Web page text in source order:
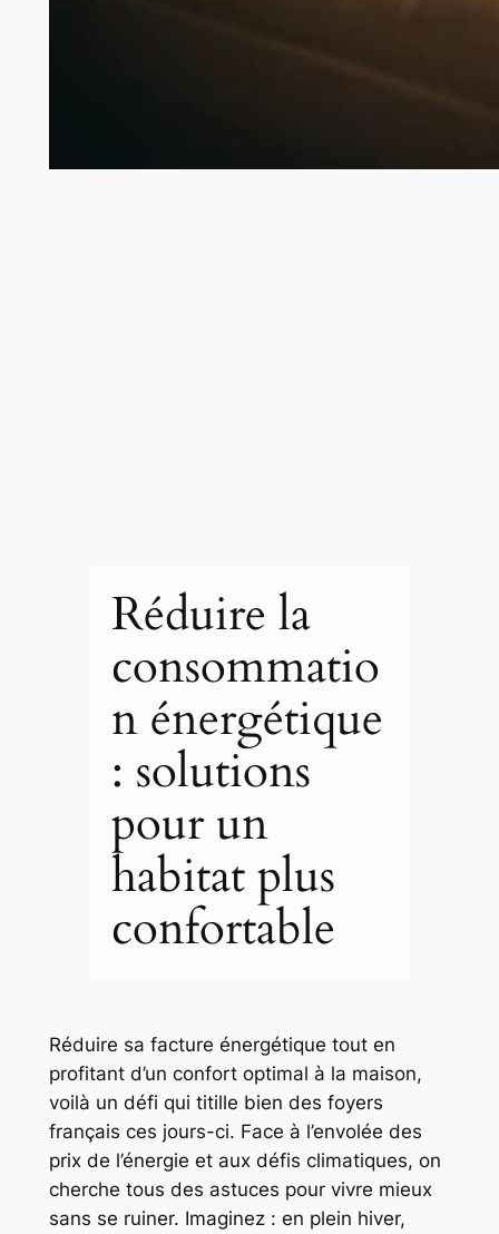
Réduire la
consommatio
n énergétique
: solutions
pour un
habitat plus
confortable
Réduire sa facture énergétique tout en
profitant d’un confort optimal à la maison,
voilà un défi qui titille bien des foyers
français ces jours-ci. Face à l’envolée des
prix de l’énergie et aux défis climatiques, on
cherche tous des astuces pour vivre mieux
sans se ruiner. Imaginez : en plein hiver,